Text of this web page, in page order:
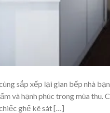
sắp xếp lại gian bếp nhà
và hạnh phúc trong mùa thu.
ghế kê sát […]